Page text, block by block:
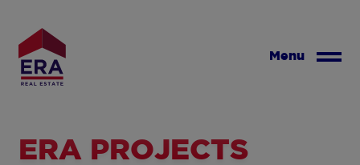
inhoud
Menu
ERA PROJECTS